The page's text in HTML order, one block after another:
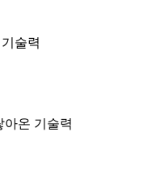
술력
아온 기술력